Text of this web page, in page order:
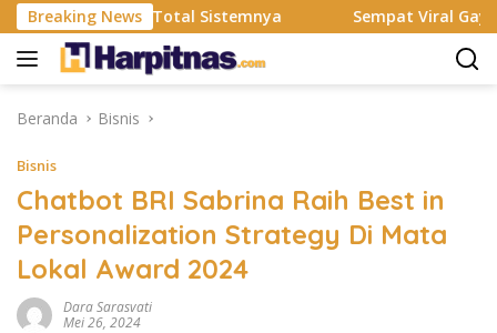
Langsung
ke
konten
Breaking News
Rombak Total Sistemnya Sempat Viral Gaya ASI
Beranda Bisnis
Bisnis
Chatbot BRI Sabrina Raih Best in
Personalization Strategy Di Mata
Lokal Award 2024
Dara Sarasvati
Mei 26, 2024